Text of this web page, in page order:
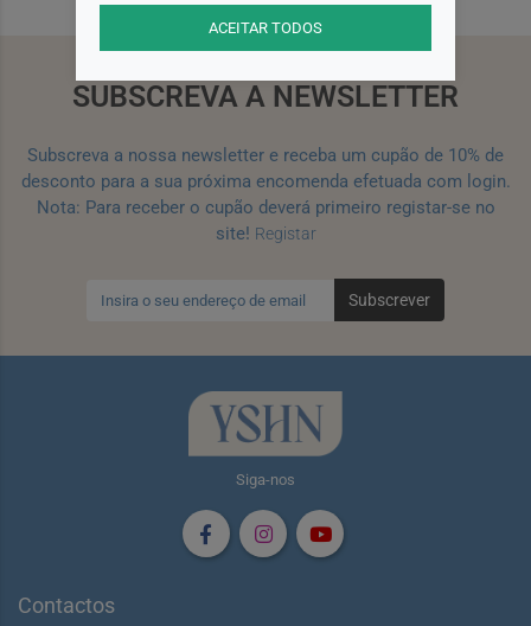
SUBSCREVA A NEWSLETTER
Subscreva a nossa newsletter e receba um cupão de 10% de
desconto para a sua próxima encomenda efetuada com login.
Nota: Para receber o cupão deverá primeiro registar-se no
site! Registar
Subscrever
Siga-nos
Contactos
ACEITAR TODOS